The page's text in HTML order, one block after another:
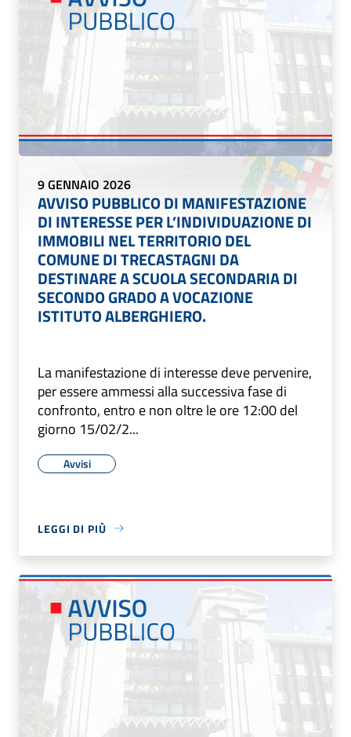
9 GENNAIO 2026
AVVISO PUBBLICO DI MANIFESTAZIONE
DI INTERESSE PER L’INDIVIDUAZIONE DI
IMMOBILI NEL TERRITORIO DEL
COMUNE DI TRECASTAGNI DA
DESTINARE A SCUOLA SECONDARIA DI
SECONDO GRADO A VOCAZIONE
ISTITUTO ALBERGHIERO.
La manifestazione di interesse deve pervenire,
per essere ammessi alla successiva fase di
confronto, entro e non oltre le ore 12:00 del
giorno 15/02/2...
Avvisi
LEGGI DI PIÙ